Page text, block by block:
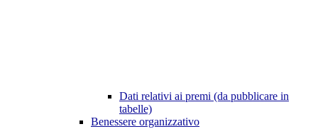
Dati relativi ai premi (da pubblicare in
tabelle)
Benessere organizzativo